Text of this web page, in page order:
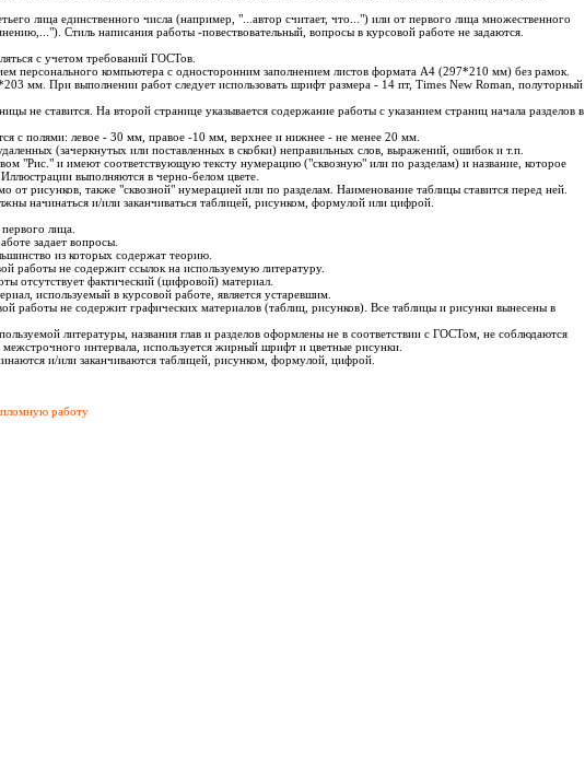
лица единственного числа (например, "...автор считает, что...") или от первого лица множественного
Стиль написания работы -повествовательный, вопросы в курсовой работе не задаются.
с учетом требований ГОСТов.
персонального компьютера с односторонним заполнением листов формата А4 (297*210 мм) без рамок.
мм. При выполнении работ следует использовать шрифт размера - 14 пт, Times New Roman, полуторный
не ставится. На второй странице указывается содержание работы с указанием страниц начала разделов в
с полями: левое - 30 мм, правое -10 мм, верхнее и нижнее - не менее 20 мм.
(зачеркнутых или поставленных в скобки) неправильных слов, выражений, ошибок и т.п.
"Рис." и имеют соответствующую тексту нумерацию ("сквозную" или по разделам) и название, которое
выполняются в черно-белом цвете.
от рисунков, также "сквозной" нумерацией или по разделам. Наименование таблицы ставится перед ней.
начинаться и/или заканчиваться таблицей, рисунком, формулой или цифрой.
лица.
задает вопросы.
из которых содержат теорию.
работы не содержит ссылок на используемую литературу.
отсутствует фактический (цифровой) материал.
используемый в курсовой работе, является устаревшим.
работы не содержит графических материалов (таблиц, рисунков). Все таблицы и рисунки вынесены в
литературы, названия глав и разделов оформлены не в соответствии с ГОСТом, не соблюдаются
интервала, используется жирный шрифт и цветные рисунки.
и/или заканчиваются таблицей, рисунком, формулой, цифрой.
работу